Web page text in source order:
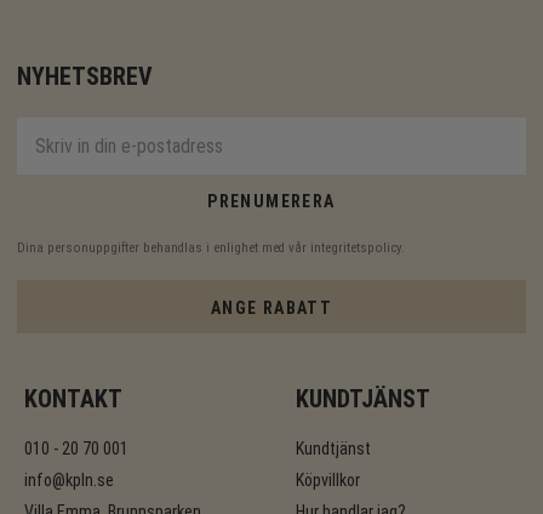
NYHETSBREV
PRENUMERERA
Dina personuppgifter behandlas i enlighet med vår integritetspolicy.
ANGE RABATT
KONTAKT
010 - 20 70 001
info@kpln.se
KUNDTJÄNST
Kundtjänst
Köpvillkor